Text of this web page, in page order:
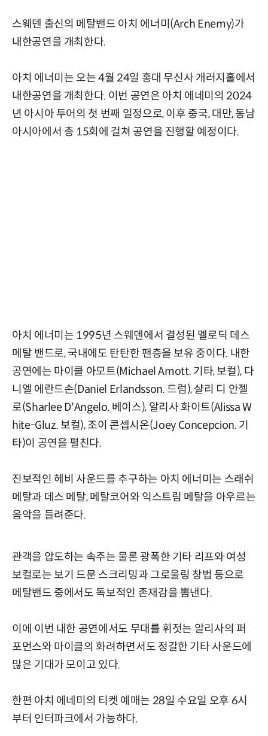
스웨덴 출신의 메탈밴드 아치 에너미(Arch Enemy)가
내한공연을 개최한다.
아치 에너미는 오는 4월 24일 홍대 무신사 개러지홀에서
내한공연을 개최한다. 이번 공연은 아치 에네미의 2024
년 아시아 투어의 첫 번째 일정으로, 이후 중국, 대만, 동남
아시아에서 총 15회에 걸쳐 공연을 진행할 예정이다.
아치 에너미는 1995년 스웨덴에서 결성된 멜로딕 데스
메탈 밴드로, 국내에도 탄탄한 팬층을 보유 중이다. 내한
공연에는 마이클 아모트(Michael Amott. 기타, 보컬), 다
니엘 에란드손(Daniel Erlandsson. 드럼), 샬리 디 안젤
로(Sharlee D'Angelo. 베이스), 알리사 화이트(Alissa W
hite-Gluz. 보컬), 조이 콘셉시온(Joey Concepcion. 기
타)이 공연을 펼친다.
진보적인 헤비 사운드를 추구하는 아치 에너미는 스래쉬
메탈과 데스 메탈, 메탈코어와 익스트림 메탈을 아우르는
음악을 들려준다.
관객을 압도하는 속주는 물론 광폭한 기타 리프와 여성
보컬로는 보기 드문 스크리밍과 그로울링 창법 등으로
메탈밴드 중에서도 독보적인 존재감을 뽐낸다.
이에 이번 내한 공연에서도 무대를 휘젓는 알리사의 퍼
포먼스와 마이클의 화려하면서도 정갈한 기타 사운드에
많은 기대가 모이고 있다.
한편 아치 에네미의 티켓 예매는 28일 수요일 오후 6시
부터 인터파크에서 가능하다.